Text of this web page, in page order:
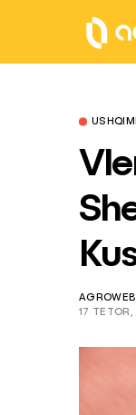
AGROWEB
17 TETOR,